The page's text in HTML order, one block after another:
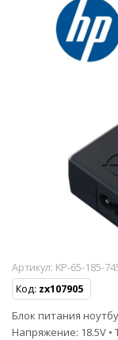
Артикул: KP-65-185-
Код: zx107905
Блок питания
Напряжение: 18.5V •